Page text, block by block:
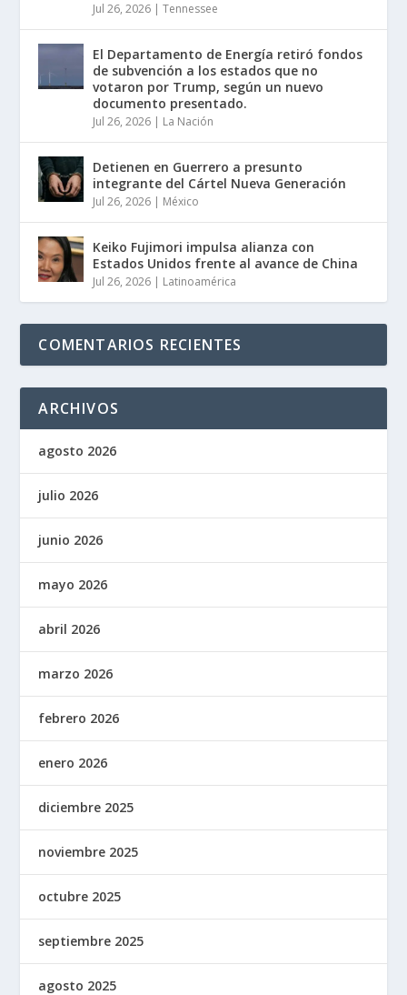
Jul 26, 2026 |Tennessee
El Departamento de Energía retiró fondos
de subvención a los estados que no
votaron por Trump, según un nuevo
documento presentado.
Jul 26, 2026 | La Nación
Detienen en Guerrero a presunto
integrante del Cártel Nueva Generación
Jul 26, 2026 | México
Keiko Fujimori impulsa alianza con
Estados Unidos frente al avance de China
Jul 26, 2026 | Latinoamérica
COMENTARIOS RECIENTES
ARCHIVOS
agosto 2026
julio 2026
junio 2026
mayo 2026
abril 2026
marzo 2026
febrero 2026
enero 2026
diciembre 2025
noviembre 2025
octubre 2025
septiembre 2025
agosto 2025